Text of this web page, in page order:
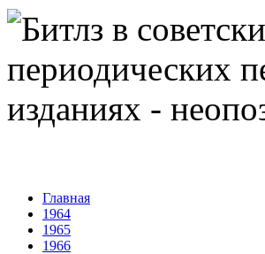
Главная
1964
1965
1966